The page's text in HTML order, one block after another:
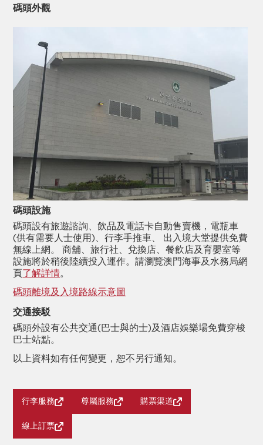
碼頭外觀
碼頭設施
碼頭設有旅遊諮詢、飲品及電話卡自動售賣機，電瓶車
(供有需要人士使用)、行李手推車、 出入境大堂提供免費
無線上網。 商舖、旅行社、兌換店、餐飲店及育嬰室等
設施將於稍後陸續投入運作。請瀏覽澳門海事及水務局網
頁 了解詳情。
碼頭離境及入境路線示意圖
交通接駁
碼頭外設有公共交通(巴士與的士)及酒店娛樂場免費穿梭
巴士站點。
以上資料如有任何變更，恕不另行通知。
行李服務 尊屬服務 購票渠道
線上訂票